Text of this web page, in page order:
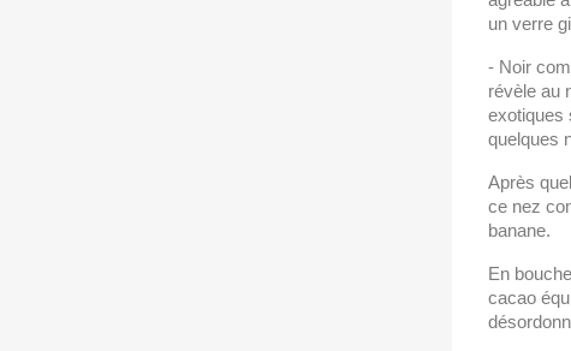
un verre
- Noir
révèle au
exotiques
quelques
Après
ce nez
banane.
En
cacao